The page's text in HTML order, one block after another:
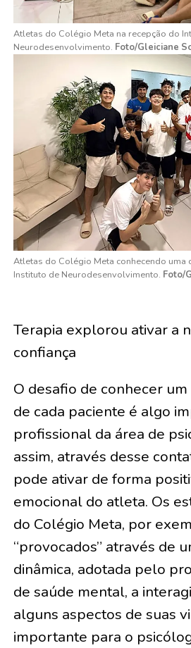
Atletas do Colégio Meta na recepção do
Neurodesenvolvimento. Foto/Gleiciane
Atletas do Colégio Meta conhecendo uma
Instituto de Neurodesenvolvimento. Foto/
Terapia explorou ativar a
confiança
O desafio de conhecer
de cada paciente é algo
profissional da área de
assim, através desse
pode ativar de forma
emocional do atleta. Os
do Colégio Meta, por
“provocados” através de
dinâmica, adotada pelo
de saúde mental, a
alguns aspectos de suas
importante para o